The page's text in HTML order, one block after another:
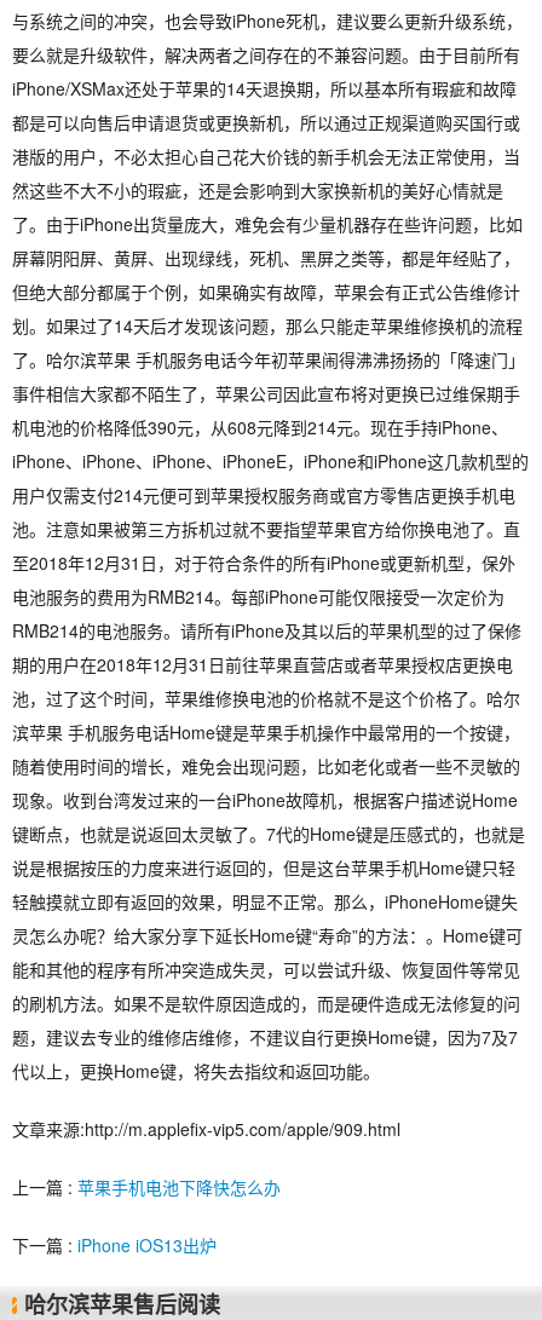
与系统之间的冲突，也会导致iPhone死机，建议要么更新升级系统，
要么就是升级软件，解决两者之间存在的不兼容问题。由于目前所有
iPhone/XSMax还处于苹果的14天退换期，所以基本所有瑕疵和故障
都是可以向售后申请退货或更换新机，所以通过正规渠道购买国行或
港版的用户，不必太担心自己花大价钱的新手机会无法正常使用，当
然这些不大不小的瑕疵，还是会影响到大家换新机的美好心情就是
了。由于iPhone出货量庞大，难免会有少量机器存在些许问题，比如
屏幕阴阳屏、黄屏、出现绿线，死机、黑屏之类等，都是年经贴了，
但绝大部分都属于个例，如果确实有故障，苹果会有正式公告维修计
划。如果过了14天后才发现该问题，那么只能走苹果维修换机的流程
了。哈尔滨苹果 手机服务电话今年初苹果闹得沸沸扬扬的「降速门」
事件相信大家都不陌生了，苹果公司因此宣布将对更换已过维保期手
机电池的价格降低390元，从608元降到214元。现在手持iPhone、
iPhone、iPhone、iPhone、iPhoneE，iPhone和iPhone这几款机型的
用户仅需支付214元便可到苹果授权服务商或官方零售店更换手机电
池。注意如果被第三方拆机过就不要指望苹果官方给你换电池了。直
至2018年12月31日，对于符合条件的所有iPhone或更新机型，保外
电池服务的费用为RMB214。每部iPhone可能仅限接受一次定价为
RMB214的电池服务。请所有iPhone及其以后的苹果机型的过了保修
期的用户在2018年12月31日前往苹果直营店或者苹果授权店更换电
池，过了这个时间，苹果维修换电池的价格就不是这个价格了。哈尔
滨苹果 手机服务电话Home键是苹果手机操作中最常用的一个按键，
随着使用时间的增长，难免会出现问题，比如老化或者一些不灵敏的
现象。收到台湾发过来的一台iPhone故障机，根据客户描述说Home
键断点，也就是说返回太灵敏了。7代的Home键是压感式的，也就是
说是根据按压的力度来进行返回的，但是这台苹果手机Home键只轻
轻触摸就立即有返回的效果，明显不正常。那么，iPhoneHome键失
灵怎么办呢？给大家分享下延长Home键“寿命”的方法：。Home键可
能和其他的程序有所冲突造成失灵，可以尝试升级、恢复固件等常见
的刷机方法。如果不是软件原因造成的，而是硬件造成无法修复的问
题，建议去专业的维修店维修，不建议自行更换Home键，因为7及7
代以上，更换Home键，将失去指纹和返回功能。
文章来源:http://m.applefix-vip5.com/apple/909.html
上一篇 : 苹果手机电池下降快怎么办
下一篇 : iPhone iOS13出炉
哈尔滨苹果售后阅读